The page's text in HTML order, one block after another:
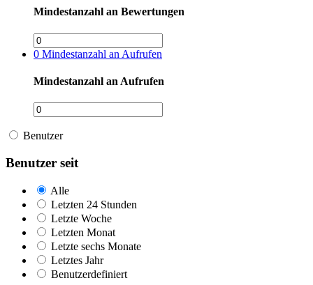
Mindestanzahl an Bewertungen
0 Mindestanzahl an Aufrufen
Mindestanzahl an Aufrufen
Benutzer
Benutzer seit
Alle
Letzten 24 Stunden
Letzte Woche
Letzten Monat
Letzte sechs Monate
Letztes Jahr
Benutzerdefiniert